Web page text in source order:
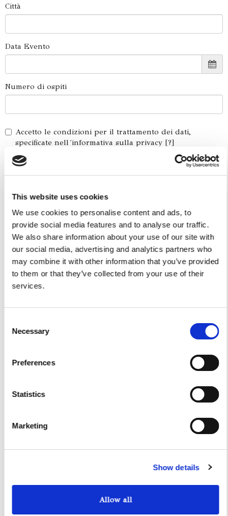
This website uses cookies
We use cookies to personalise content and ads, to
provide social media features and to analyse our traffic.
We also share information about your use of our site with
our social media, advertising and analytics partners who
may combine it with other information that you’ve provided
to them or that they’ve collected from your use of their
services.
Selection
Necessary
Preferences
Statistics
Marketing
Show details
Allow all
Città
Data Evento
Numero di ospiti
Accetto le condizioni per il trattamento dei dati,
specificate nell´informativa sulla privacy [?]
Acquamarina 9
Gozzo Jeranto 9
Fiart Sw 35
Salpa 35